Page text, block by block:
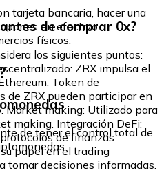
tarjeta bancaria, hacer una
en efectivo
físicos.
de comprar 0x?
los siguientes puntos:
ZRX impulsa el
Token de
de ZRX pueden participar en
Market making: Utilizado para
making. Integración DeFi:
de finanzas
papel en el trading
tomar decisiones informadas.
de tener el control total de